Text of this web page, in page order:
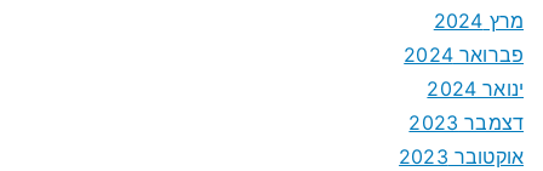
מרץ 2024
פברואר 2024
ינואר 2024
דצמבר 2023
אוקטובר 2023